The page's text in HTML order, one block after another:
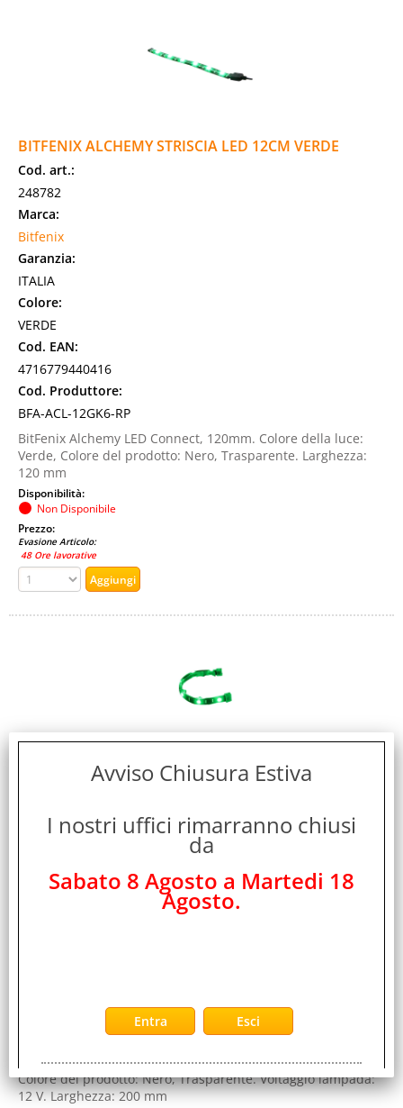
BITFENIX ALCHEMY STRISCIA LED 12CM VERDE
Cod. art.:
248782
Marca:
Bitfenix
Garanzia:
ITALIA
Colore:
VERDE
Cod. EAN:
4716779440416
Cod. Produttore:
BFA-ACL-12GK6-RP
BitFenix Alchemy LED Connect, 120mm. Colore della luce:
Verde, Colore del prodotto: Nero, Trasparente. Larghezza:
120 mm
Disponibilità:
Non Disponibile
Prezzo:
Evasione Articolo:
48 Ore lavorative
BITFENIX ALCHEMY STRISCIA LED 20CM VERDE
248784
Marca:
Garanzia:
Cod. Produttore:
BFA-AAL-20GK6-RP
BitFenix Alchemy LED Strips, 20 cm. Colore della luce: Verde,
Colore del prodotto: Nero, Trasparente. Voltaggio lampada:
12 V. Larghezza: 200 mm
Avviso Chiusura Estiva
I nostri uffici rimarranno chiusi
da
Sabato 8 Agosto a Martedi 18
Agosto.